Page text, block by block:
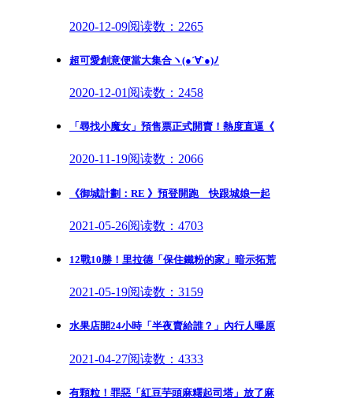
2020-12-09阅读数：2265
超可愛創意便當大集合ヽ(●´∀`●)ﾉ
2020-12-01 阅读数：2458
「尋找小魔女」預售票正式開賣！熱度直逼《
2020-11-19阅读数：2066
《御城計劃：RE 》預登開跑 快跟城娘一起
2021-05-26阅读数：4703
12戰10勝！里拉德「保住鐵粉的家」暗示拓荒
2021-05-19阅读数：3159
水果店開24小時「半夜賣給誰？」內行人曝原
2021-04-27阅读数：4333
有顆粒！罪惡「紅豆芋頭麻糬起司塔」放了麻